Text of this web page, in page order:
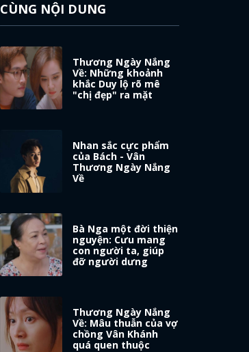
CÙNG NỘI DUNG
Thương Ngày Nắng
Về: Những khoảnh
khắc Duy lộ rõ mê
"chị đẹp" ra mặt
Nhan sắc cực phẩm
của Bách - Vân
Thương Ngày Nắng
Về
Bà Nga một đời thiện
nguyện: Cưu mang
con người ta, giúp
đỡ người dưng
Thương Ngày Nắng
Về: Mâu thuẫn của vợ
chồng Vân Khánh
quá quen thuộc